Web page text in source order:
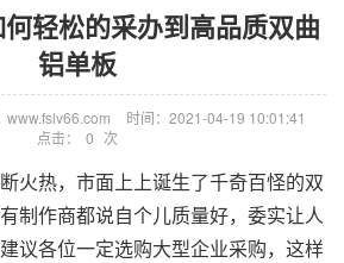
轻松的采办到高品质双曲
铝单板
www.fslv66.com
时间：2021-04-19 10:01:41
点击：
0 次
火热，市面上上诞生了千奇百怪的双
制作商都说自个儿质量好，委实让人
议各位一定选购大型企业采购，这样